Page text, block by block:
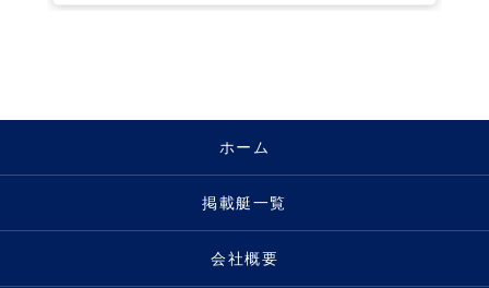
ホーム
掲載艇一覧
会社概要